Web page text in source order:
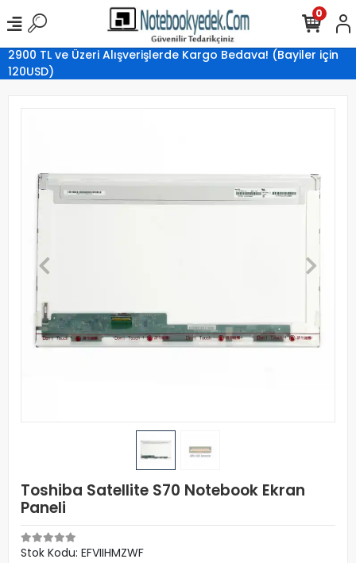
2900 TL ve Üzeri Alışverişlerde Kargo Bedava! (Bayiler için
120USD)
0
Toshiba Satellite S70 Notebook Ekran
Paneli
Stok Kodu: EFVIIHMZWF